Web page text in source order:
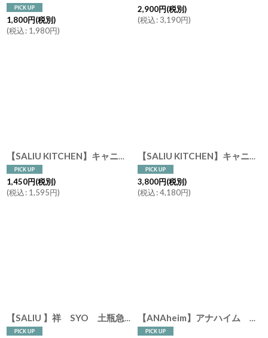
1,800円(税別)
(税込: 1,980円)
2,900円(税別)
(税込: 3,190円)
【SALIU KITCHEN】キャニスター BS08 チーク材 木葢 ストーン 陶器 日本製 LOLO ソルト シュガー コーヒー ティー
1,450円(税別)
(税込: 1,595円)
【SALIU KITCHEN】キャニスター BS08 選べる キャニスター２個＋おおさじこさじチーク材 セット チーク材 木葢 白磁 日本製 LOLO ロロ 美濃焼
3,800円(税別)
(税込:4,180円)
【SALIU 】祥 SYO 土瓶急須 湯呑み ３点セット ギフトセット 美濃焼 日本製 30703-30707 【ANAheim】アナハイム ダブルウォールタンブラー S 210ml 二重ガラス 耐熱ガラス Double Wall Tumbler 210